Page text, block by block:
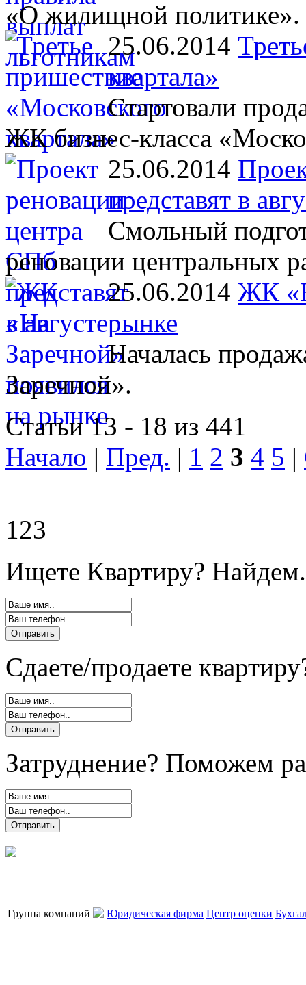
«О жилищной политике».
25.06.2014
квартала»
Стартовали
ЖК бизнес-класса
25.06.2014
представят в
Смольный
реновации центральных
25.06.2014 ЖК
рынке
Началась
Заречной».
Статьи 13 - 18 из 441
Начало | Пред. | 1 2 3 4 5 |
123
Ищете Квартиру?
Сдаете/продаете
Затруднение? Поможем
Группа компаний Юридическая фирма Центр оценки